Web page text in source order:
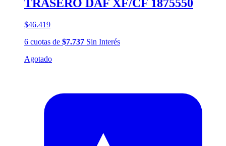
TRASERO DAF XF/CF 1875550
$46.419
6 cuotas de $7.737 Sin Interés
Agotado